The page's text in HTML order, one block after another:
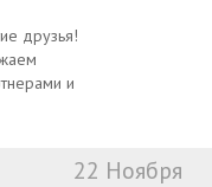
друзья!
и
22 Ноября